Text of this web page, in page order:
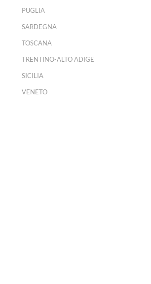
PUGLIA
SARDEGNA
TOSCANA
TRENTINO-ALTO ADIGE
SICILIA
VENETO